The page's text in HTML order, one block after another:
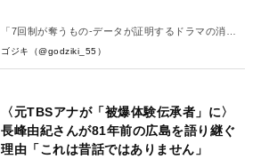
「7回制が奪うもの-データが証明するドラマの消
失-」
ゴジキ（@godziki_55）
〈元TBSアナが「被爆体験伝承者」に〉
長峰由紀さんが81年前の広島を語り継ぐ
理由「これは昔話ではありません」